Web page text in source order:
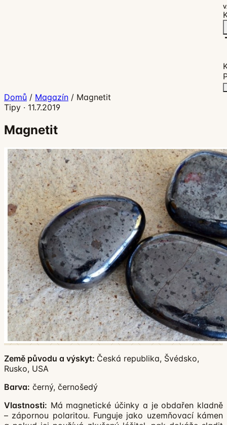
Domů / Magazín / Magnetit
Tipy · 11.7.2019
Magnetit
Země původu a výskyt: Česká republika, Švédsko,
Rusko, USA
Barva: černý, černošedý
Vlastnosti: Má magnetické účinky a je obdařen kladně
– zápornou polaritou. Funguje jako uzemňovací kámen